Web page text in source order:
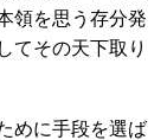
領を思う存分発
てその天下取り
めに手段を選ば